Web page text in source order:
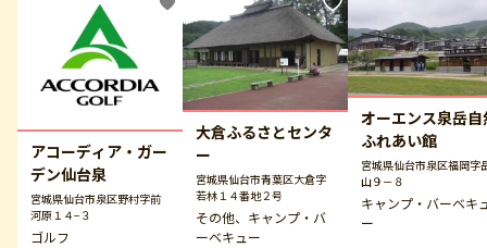
アコーディア・ガー
デン仙台泉
宮城県仙台市泉区野村字前
河原１４−３
ゴルフ
大倉ふるさとセンタ
ー
宮城県仙台市青葉区大倉字
若林１４番地２号
その他、キャンプ・バ
ーベキュー
オーエンス泉岳自
ふれあい館
宮城県仙台市泉区福岡字
山９－８
キャンプ・バーベキ
ー